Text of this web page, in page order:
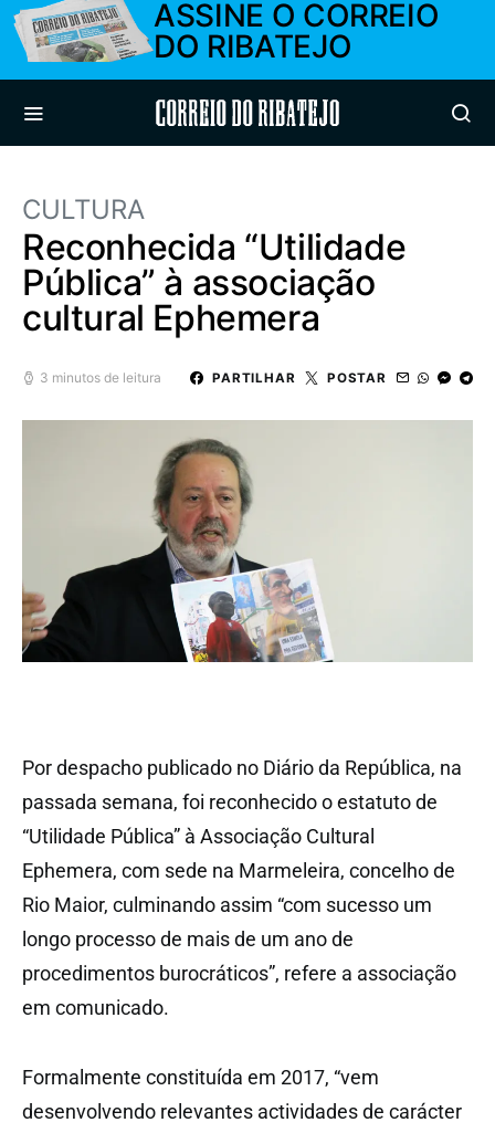
ASSINE O CORREIO
DO RIBATEJO
Correio do Ribatejo
CULTURA
Reconhecida “Utilidade
Pública” à associação
cultural Ephemera
3 minutos de leitura PARTILHAR POSTAR
Por despacho publicado no Diário da República, na
passada semana, foi reconhecido o estatuto de
“Utilidade Pública” à Associação Cultural
Ephemera, com sede na Marmeleira, concelho de
Rio Maior, culminando assim “com sucesso um
longo processo de mais de um ano de
procedimentos burocráticos”, refere a associação
em comunicado.
Formalmente constituída em 2017, “vem
desenvolvendo relevantes actividades de carácter